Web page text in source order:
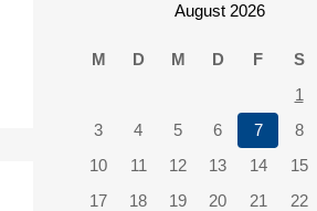
August 2026
M D M D F S
1
3
4 5 6 7 8
10
11 12 13 14 15
17
18 19 20 21 22